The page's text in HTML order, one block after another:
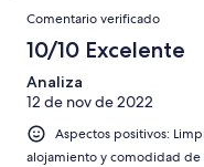
Comentario verificado
10/10 Excelente
Analiza
12 de nov de 2022
Aspectos positivos:
alojamiento y comodidad de